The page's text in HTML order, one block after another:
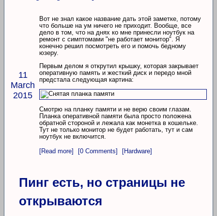
11
March
2015
Вот не знал какое название дать этой заметке, потому
что больше на ум ничего не приходит. Вообще, все
дело в том, что на днях ко мне принесли ноутбук на
ремонт с симптомами "не работает монитор". Я
конечно решил посмотреть его и помочь бедному
юзеру.
Первым делом я открутил крышку, которая закрывает
оперативную память и жесткий диск и передо мной
предстала следующая картина:
Смотрю на планку памяти и не верю своим глазам.
Планка оперативной памяти была просто положена
обратной стороной и лежала как монетка в кошельке.
Тут не только монитор не будет работать, тут и сам
ноутбук не включится.
[Read more]
[0 Comments] [Hardware]
Пинг есть, но страницы не
открываются